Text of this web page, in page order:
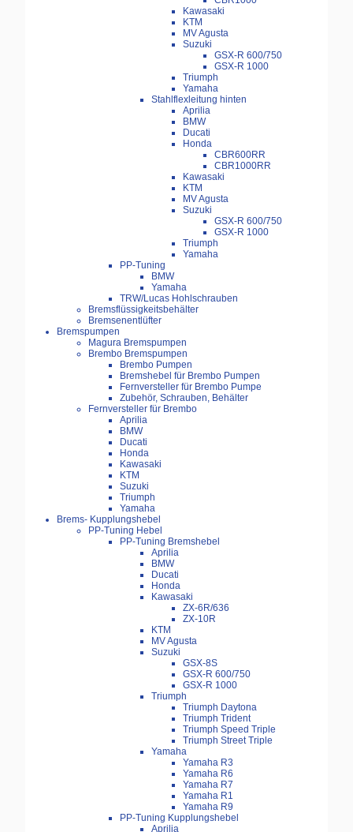
Kawasaki
KTM
MV Agusta
Suzuki
GSX-R 600/750
GSX-R 1000
Triumph
Yamaha
Stahlflexleitung hinten
Aprilia
BMW
Ducati
Honda
CBR600RR
CBR1000RR
Kawasaki
KTM
MV Agusta
Suzuki
GSX-R 600/750
GSX-R 1000
Triumph
Yamaha
PP-Tuning
BMW
Yamaha
TRW/Lucas Hohlschrauben
Bremsflüssigkeitsbehälter
Bremsenentlüfter
Bremspumpen
Magura Bremspumpen
Brembo Bremspumpen
Brembo Pumpen
Bremshebel für Brembo Pumpen
Fernversteller für Brembo Pumpe
Zubehör, Schrauben, Behälter
Fernversteller für Brembo
Aprilia
BMW
Ducati
Honda
Kawasaki
KTM
Suzuki
Triumph
Yamaha
Brems- Kupplungshebel
PP-Tuning Hebel
PP-Tuning Bremshebel
Aprilia
BMW
Ducati
Honda
Kawasaki
ZX-6R/636
ZX-10R
KTM
MV Agusta
Suzuki
GSX-8S
GSX-R 600/750
GSX-R 1000
Triumph
Triumph Daytona
Triumph Trident
Triumph Speed Triple
Triumph Street Triple
Yamaha
Yamaha R3
Yamaha R6
Yamaha R7
Yamaha R1
Yamaha R9
PP-Tuning Kupplungshebel
Aprilia